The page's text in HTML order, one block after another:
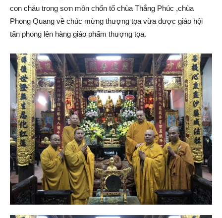
Lãng
–
Hải
Phòng
con cháu trong sơn môn chốn tổ chùa Thắng Phúc ,chùa
Phong Quang về chúc mừng thượng tọa vừa được giáo hội
tấn phong lên hàng giáo phẩm thượng tọa.